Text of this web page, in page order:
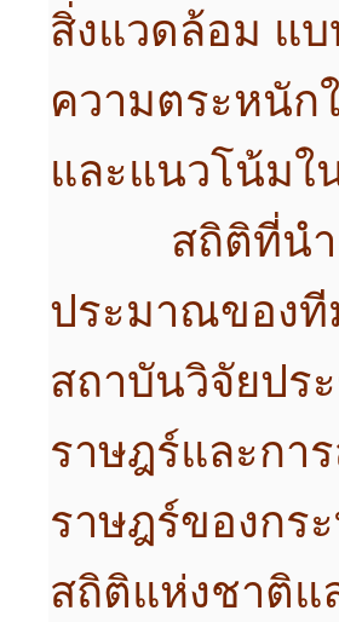
สิ่งแวดล้อม แบ
ความตระหนัก
และแนวโน้มใ
สถิติที่นำเส
ประมาณของที
สถาบันวิจัยปร
ราษฎร์และกา
ราษฎร์ของกร
สถิติแห่งชาติแ